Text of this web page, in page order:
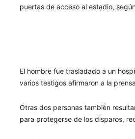
puertas de acceso al estadio,
El hombre fue trasladado a un
varios testigos afirmaron a la
Otras dos personas también
para protegerse de los disparos,